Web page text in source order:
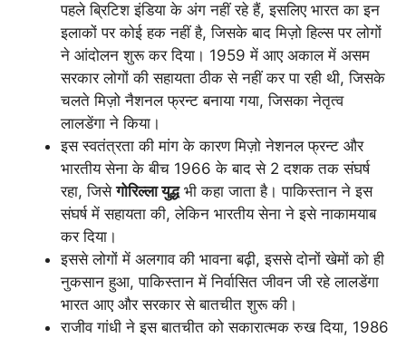
पहले ब्रिटिश इंडिया के अंग नहीं रहे हैं, इसलिए भारत का इन
इलाकों पर कोई हक नहीं है, जिसके बाद मिज़ो हिल्स पर लोगों
ने आंदोलन शुरू कर दिया। 1959 में आए अकाल में असम
सरकार लोगों की सहायता ठीक से नहीं कर पा रही थी, जिसके
चलते मिज़ो नैशनल फ्रन्ट बनाया गया, जिसका नेतृत्व
लालडेंगा ने किया।
इस स्वतंत्रता की मांग के कारण मिज़ो नेशनल फ्रन्ट और
भारतीय सेना के बीच 1966 के बाद से 2 दशक तक संघर्ष
रहा, जिसेगोरिल्ला युद्धभी कहा जाता है। पाकिस्तान ने इस
संघर्ष में सहायता की, लेकिन भारतीय सेना ने इसे नाकामयाब
कर दिया।
इससे लोगों में अलगाव की भावना बढ़ी, इससे दोनों खेमों को ही
नुकसान हुआ, पाकिस्तान में निर्वासित जीवन जी रहे लालडेंगा
भारत आए और सरकार से बातचीत शुरू की।
राजीव गांधी ने इस बातचीत को सकारात्मक रुख दिया, 1986